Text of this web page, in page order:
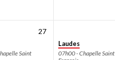
27
Saint
Laudes
07h00 - Chapelle Saint